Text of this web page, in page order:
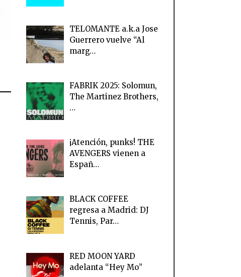
TELOMANTE a.k.a Jose
Guerrero vuelve “Al
marg…
FABRIK 2025: Solomun,
The Martinez Brothers,
…
¡Atención, punks! THE
AVENGERS vienen a
Españ…
BLACK COFFEE
regresa a Madrid: DJ
Tennis, Par…
RED MOON YARD
adelanta “Hey Mo”